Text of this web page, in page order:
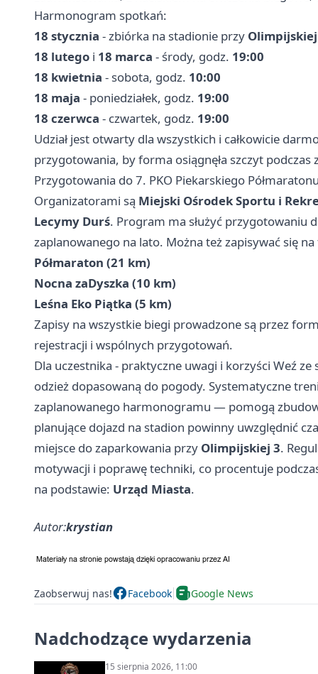
Harmonogram spotkań:
18 stycznia - zbiórka na stadionie przy
18 lutego i 18 marca - środy, godz. 19:00
18 kwietnia - sobota, godz. 10:00
18 maja - poniedziałek, godz. 19:00
18 czerwca - czwartek, godz. 19:00
Udział jest otwarty dla wszystkich i całkowicie
przygotowania, by forma osiągnęła szczyt podczas
Przygotowania do 7. PKO Piekarskiego
Organizatorami są Miejski Ośrodek Sportu i
Lecymy Durś. Program ma służyć przygotowaniu
zaplanowanego na lato. Można też zapisywać się
Półmaraton (21 km)
Nocna zaDyszka (10 km)
Leśna Eko Piątka (5 km)
Zapisy na wszystkie biegi prowadzone są przez
rejestracji i wspólnych przygotowań.
Dla uczestnika - praktyczne uwagi i korzyści Weź
odzież dopasowaną do pogody. Systematyczne
zaplanowanego harmonogramu — pomogą
planujące dojazd na stadion powinny uwzględnić
miejsce do zaparkowania przy Olimpijskiej 3.
motywacji i poprawę techniki, co procentuje
na podstawie: Urząd Miasta.
Autor:krystian
Zaobserwuj nas! Facebook Google News
Nadchodzące wydarzenia
15 sierpnia 2026, 11:00